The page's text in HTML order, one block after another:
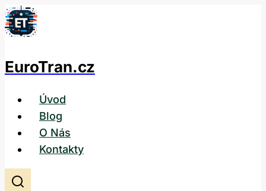
Přeskočit
na
EuroTran.cz
Úvod
Blog
O Nás
Kontakty